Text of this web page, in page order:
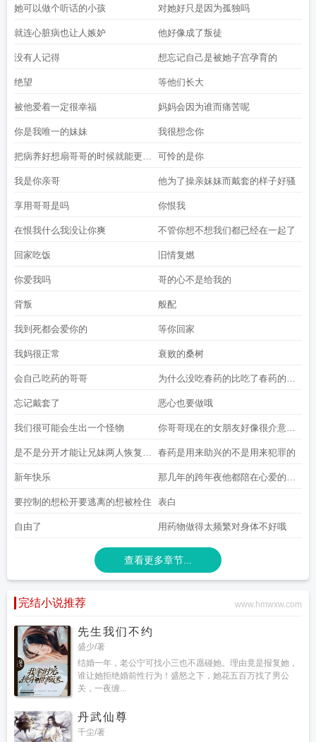
她可以做个听话的小孩 对她好只是因为孤独吗
就连心脏病也让人嫉妒 他好像成了叛徒
没有人记得 想忘记自己是被她子宫孕育的
绝望 等他们长大
被他爱着一定很幸福 妈妈会因为谁而痛苦呢
你是我唯一的妹妹 我很想念你
把病养好想扇哥哥的时候就能更用
力一些
可怜的是你
我是你亲哥 他为了操亲妹妹而戴套的样子好骚
享用哥哥是吗 你恨我
在恨我什么我没让你爽 不管你想不想我们都已经在一起了
回家吃饭 旧情复燃
你爱我吗 哥的心不是给我的
背叛 般配
我到死都会爱你的 等你回家
我妈很正常 衰败的桑树
会自己吃药的哥哥 为什么没吃春药的比吃了春药的更
凶
忘记戴套了 恶心也要做哦
我们很可能会生出一个怪物 你哥哥现在的女朋友好像很介意我
的存在
是不是分开才能让兄妹两人恢复正
常
春药是用来助兴的不是用来犯罪的
新年快乐 那几年的跨年夜他都陪在心爱的女
人身边
要控制的想松开要逃离的想被栓住 表白
自由了 用药物做得太频繁对身体不好哦
查看更多章节...
完结小说推荐 www.hmwxw.com
先生我们不约
盛少/著
结婚一年，老公宁可找小三也不愿碰她。理由竟是报复她，
谁让她拒绝婚前性行为！盛怒之下，她花五百万找了男公
关，一夜缠...
丹武仙尊
千尘/著